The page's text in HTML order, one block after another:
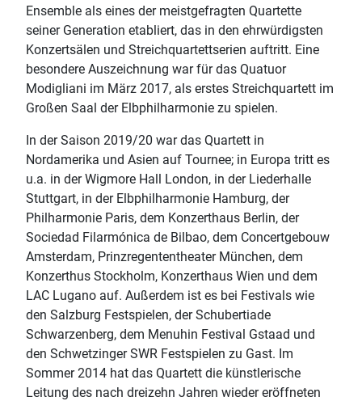
Ensemble als eines der meistgefragten Quartette
seiner Generation etabliert, das in den ehrwürdigsten
Konzertsälen und Streichquartettserien auftritt. Eine
besondere Auszeichnung war für das Quatuor
Modigliani im März 2017, als erstes Streichquartett im
Großen Saal der Elbphilharmonie zu spielen.
In der Saison 2019/20 war das Quartett in
Nordamerika und Asien auf Tournee; in Europa tritt es
u.a. in der Wigmore Hall London, in der Liederhalle
Stuttgart, in der Elbphilharmonie Hamburg, der
Philharmonie Paris, dem Konzerthaus Berlin, der
Sociedad Filarmónica de Bilbao, dem Concertgebouw
Amsterdam, Prinzregententheater München, dem
Konzerthus Stockholm, Konzerthaus Wien und dem
LAC Lugano auf. Außerdem ist es bei Festivals wie
den Salzburg Festspielen, der Schubertiade
Schwarzenberg, dem Menuhin Festival Gstaad und
den Schwetzinger SWR Festspielen zu Gast. Im
Sommer 2014 hat das Quartett die künstlerische
Leitung des nach dreizehn Jahren wieder eröffneten